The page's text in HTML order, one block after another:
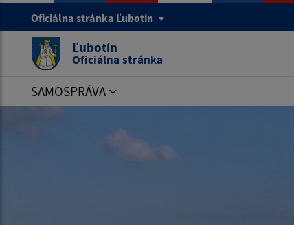
Oficiálna stránka Ľubotín
Ľubotín
Oficiálna stránka
SAMOSPRÁVA